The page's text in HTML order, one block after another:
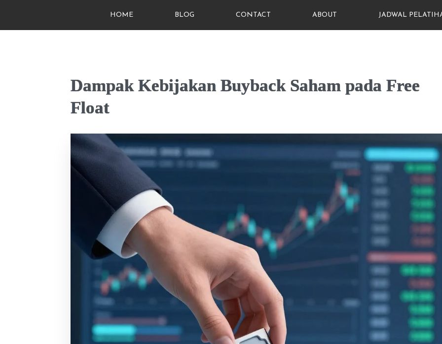
HOME BLOG CONTACT ABOUT JADWAL
Dampak Kebijakan Buyback Saham pada Free
Float